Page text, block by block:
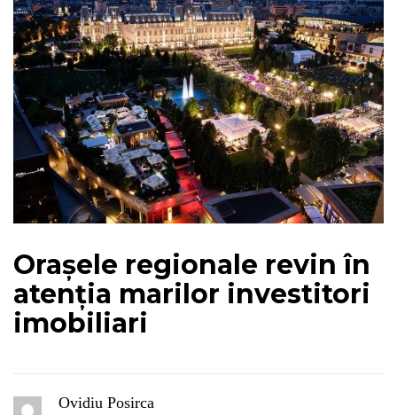
Orașele regionale revin în
atenția marilor investitori
imobiliari
Ovidiu Posirca